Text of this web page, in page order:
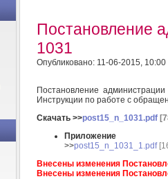
Постановление
1031
Опубликовано: 11-06-2015, 10:00
Постановление
Инструкции по работе с
Скачать >>post15_n_1031.pdf
Приложение
>>post15_n_1031_1.pdf
Внесены изменения
Внесены изменения